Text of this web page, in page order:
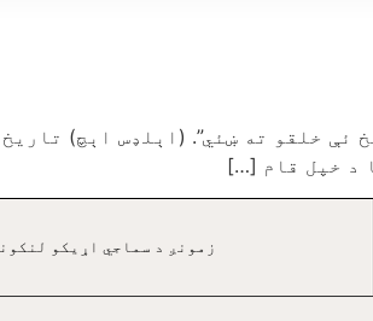
خلقو ته ښئي”. (اېلډس اېچ) تاريخ
د خپل قام […]
زمونږ د سماجي اړيکو